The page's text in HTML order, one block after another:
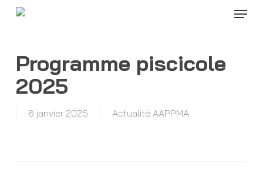
Menu
Programme piscicole
2025
6 janvier 2025 Actualité AAPPMA